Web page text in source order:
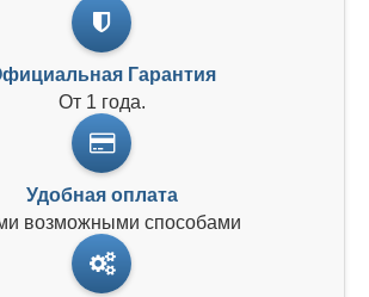
Гарантия
От 1 года.
Удобная оплата
возможными способами